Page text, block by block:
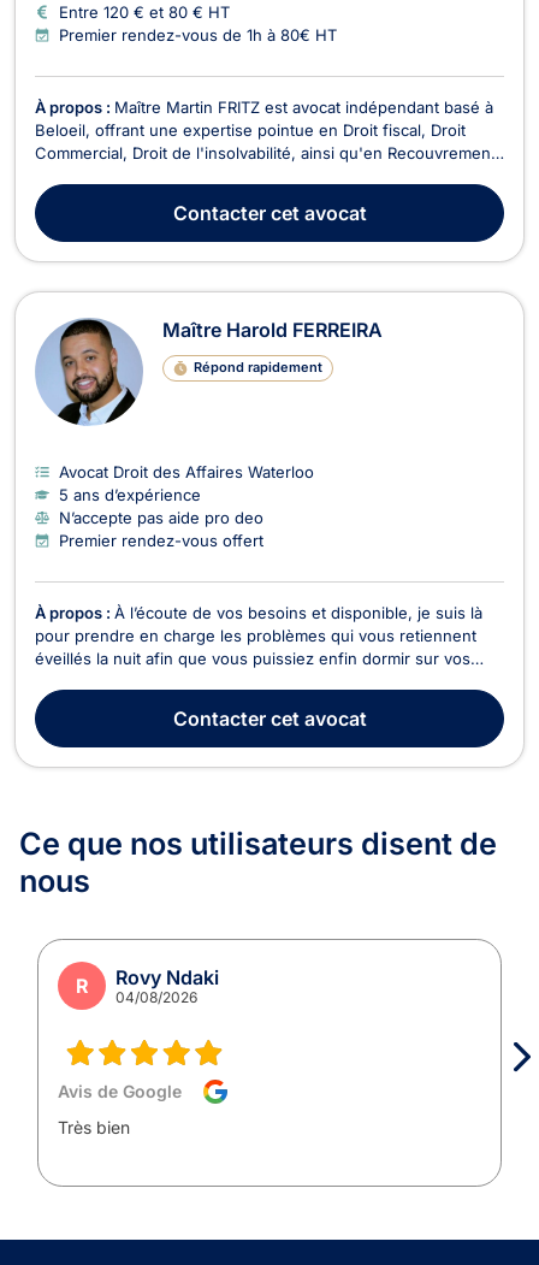
Entre 120 € et 80 € HT
Premier rendez-vous de 1h à 80€ HT
À propos : Maître Martin FRITZ est avocat indépendant basé à
Beloeil, offrant une expertise pointue en Droit fiscal, Droit
Commercial, Droit de l'insolvabilité, ainsi qu'en Recouvrement
Droit Fiscal, Maître Fritz vous accompagne dans tous les
aspects fiscaux de votre activité...
Contactercet avocat
Maître Harold FERREIRA
Répond rapidement
Avocat Droit des Affaires Waterloo
5 ans d’expérience
N’accepte pas aide pro deo
Premier rendez-vous offert
À propos : À l’écoute de vos besoins et disponible, je suis là
pour prendre en charge les problèmes qui vous retiennent
éveillés la nuit afin que vous puissiez enfin dormir sur vos
Contactercet avocat
Ce que nos utilisateurs disent de
nous
R Rovy Ndaki
04/08/2026
Avis de Google
Très bien